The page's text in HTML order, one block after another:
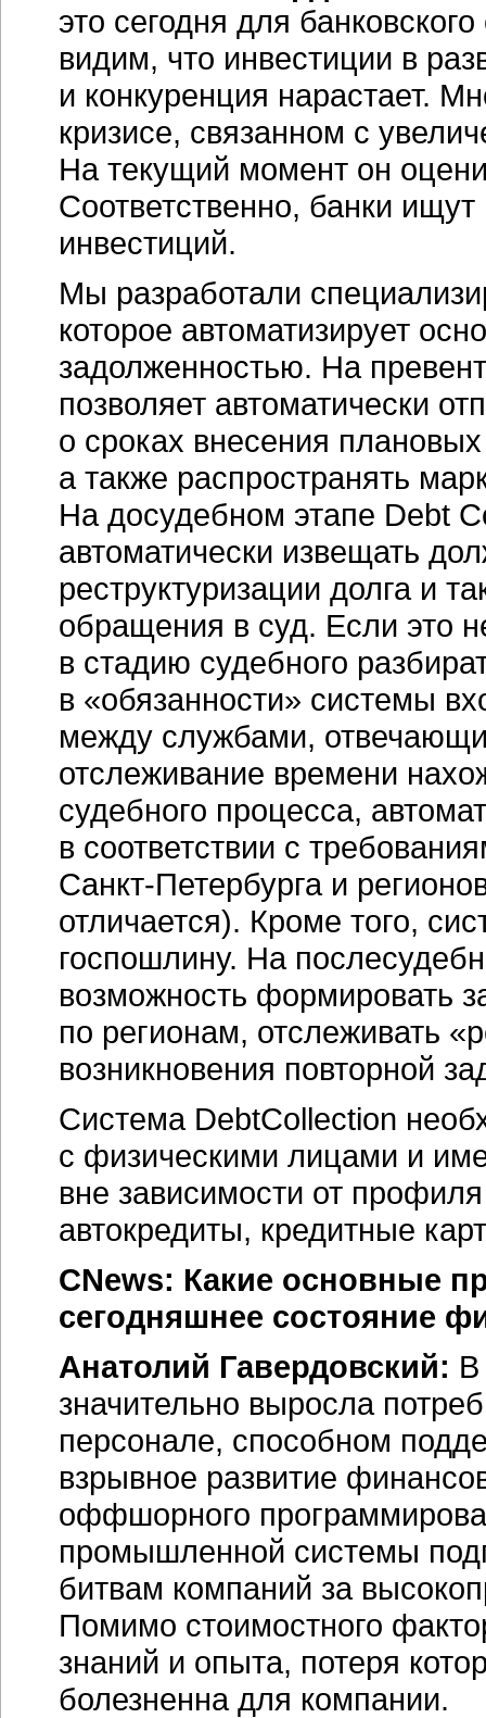
это сегодня для
видим, что инвестиции в
и конкуренция нарастает.
кризисе, связанном с
На текущий момент он
Соответственно, банки
инвестиций.
Мы разработали
которое автоматизирует
задолженностью. На
позволяет автоматически
о сроках внесения
а также распространять
На досудебном этапе Debt
автоматически извещать
реструктуризации долга и
обращения в суд. Если это
в стадию судебного
в «обязанности» системы
между службами,
отслеживание времени
судебного процесса,
в соответствии с
Санкт-Петербургаи
отличается). Кроме того,
госпошлину. На
возможность формировать
по регионам, отслеживать
возникновения повторной
Система DebtCollection
с физическими лицами и
вне зависимости от
автокредиты, кредитные
CNews: Какие основные
сегодняшнее состояние
Анатолий Гавердовский: В
значительно выросла
персонале, способном
взрывное развитие
оффшорного
промышленной системы
битвам компаний за
Помимо стоимостного
знаний и опыта, потеря
болезненна для компании.